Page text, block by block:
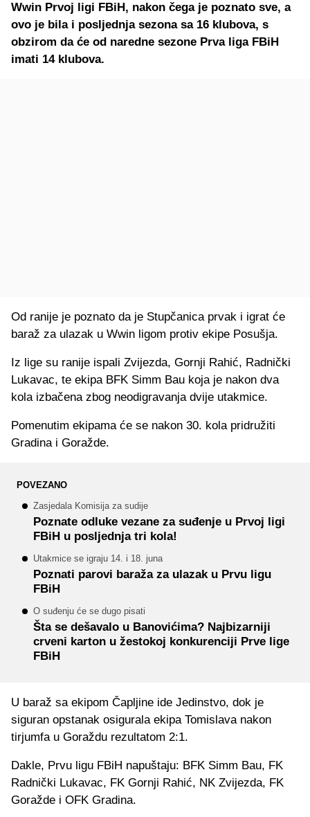
Wwin Prvoj ligi FBiH, nakon čega je poznato sve, a
ovo je bila i posljednja sezona sa 16 klubova, s
obzirom da će od naredne sezone Prva liga FBiH
imati 14 klubova.
Od ranije je poznato da je Stupčanica prvak i igrat će
baraž za ulazak u Wwin ligom protiv ekipe Posušja.
Iz lige su ranije ispali Zvijezda, Gornji Rahić, Radnički
Lukavac, te ekipa BFK Simm Bau koja je nakon dva
kola izbačena zbog neodigravanja dvije utakmice.
Pomenutim ekipama će se nakon 30. kola pridružiti
Gradina i Goražde.
POVEZANO
Zasjedala Komisija za sudije
Poznate odluke vezane za suđenje u Prvoj ligi
FBiH u posljednja tri kola!
Utakmice se igraju 14. i 18. juna
Poznati parovi baraža za ulazak u Prvu ligu
FBiH
O suđenju će se dugo pisati
Šta se dešavalo u Banovićima? Najbizarniji
crveni karton u žestokoj konkurenciji Prve lige
FBiH
U baraž sa ekipom Čapljine ide Jedinstvo, dok je
siguran opstanak osigurala ekipa Tomislava nakon
tirjumfa u Goraždu rezultatom 2:1.
Dakle, Prvu ligu FBiH napuštaju: BFK Simm Bau, FK
Radnički Lukavac, FK Gornji Rahić, NK Zvijezda, FK
Goražde i OFK Gradina.